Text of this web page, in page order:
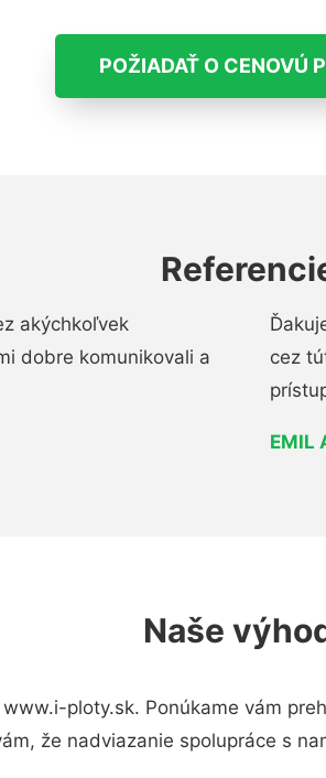
POŽIADAŤ O CENOVÚ
akýchkoľvek
dobre komunikovali a
cez
EMIL
Naše
ploty.sk. Ponúkame vám
že nadviazanie spolupráce s